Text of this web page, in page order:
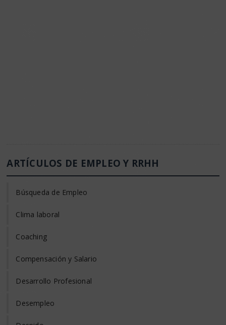
ARTÍCULOS DE EMPLEO Y RRHH
Búsqueda de Empleo
Clima laboral
Coaching
Compensación y Salario
Desarrollo Profesional
Desempleo